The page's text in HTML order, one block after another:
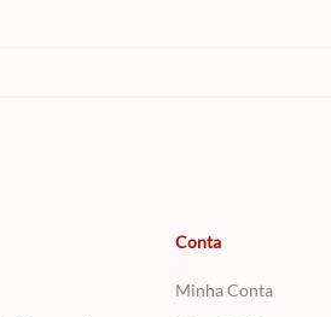
Conta
Minha Conta